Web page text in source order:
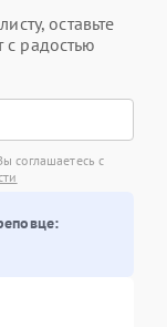
оставьте
радостью
соглашаетесь с